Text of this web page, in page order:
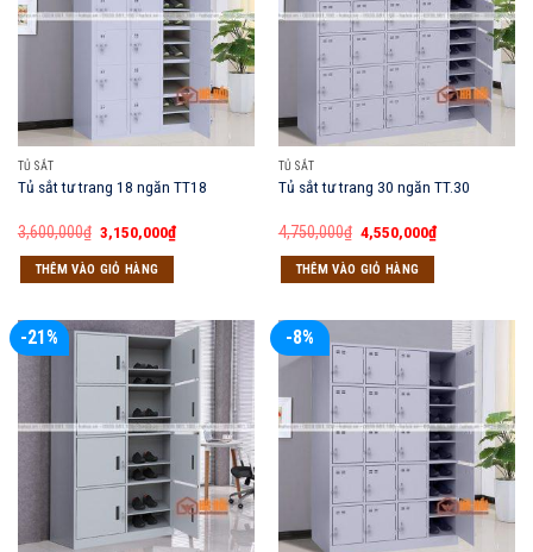
TỦ SẮT
Tủ sắt tư trang 18 ngăn TT18
3,600,000₫ Giá
gốc
là:
3,600,000₫.
3,150,000₫Giá
hiện
THÊM VÀO GIỎ HÀNG
TỦ SẮT
Tủ sắt tư trang 30 ngăn TT.30
4,750,000₫ Giá
gốc
là:
4,750,000₫.
4,550,000₫Giá
hiện
THÊM VÀO GIỎ HÀNG
-21% -8%